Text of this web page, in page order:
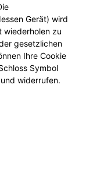
Gerät) wird
wiederholen zu
gesetzlichen
Ihre Cookie
Symbol
widerrufen.